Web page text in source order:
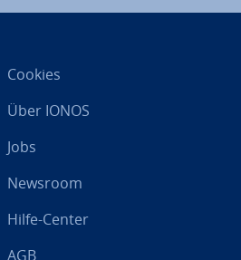
Cookies
Über IONOS
Jobs
Newsroom
Hilfe-Center
AGB